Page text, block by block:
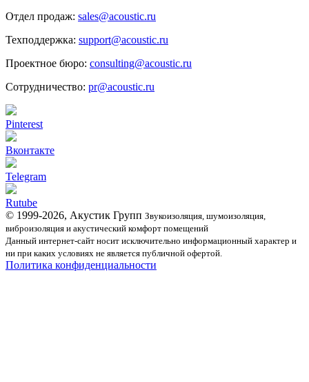
Отдел продаж: sales@acoustic.ru
Техподдержка: support@acoustic.ru
Проектное бюро: consulting@acoustic.ru
Сотрудничество: pr@acoustic.ru
Pinterest
Вконтакте
Telegram
Rutube
© 1999-2026, Акустик Групп Звукоизоляция, шумоизоляция,
виброизоляция и акустический комфорт помещений
Данный интернет-сайт носит исключительно информационный характер и
ни при каких условиях не является публичной офертой.
Политика конфиденциальности